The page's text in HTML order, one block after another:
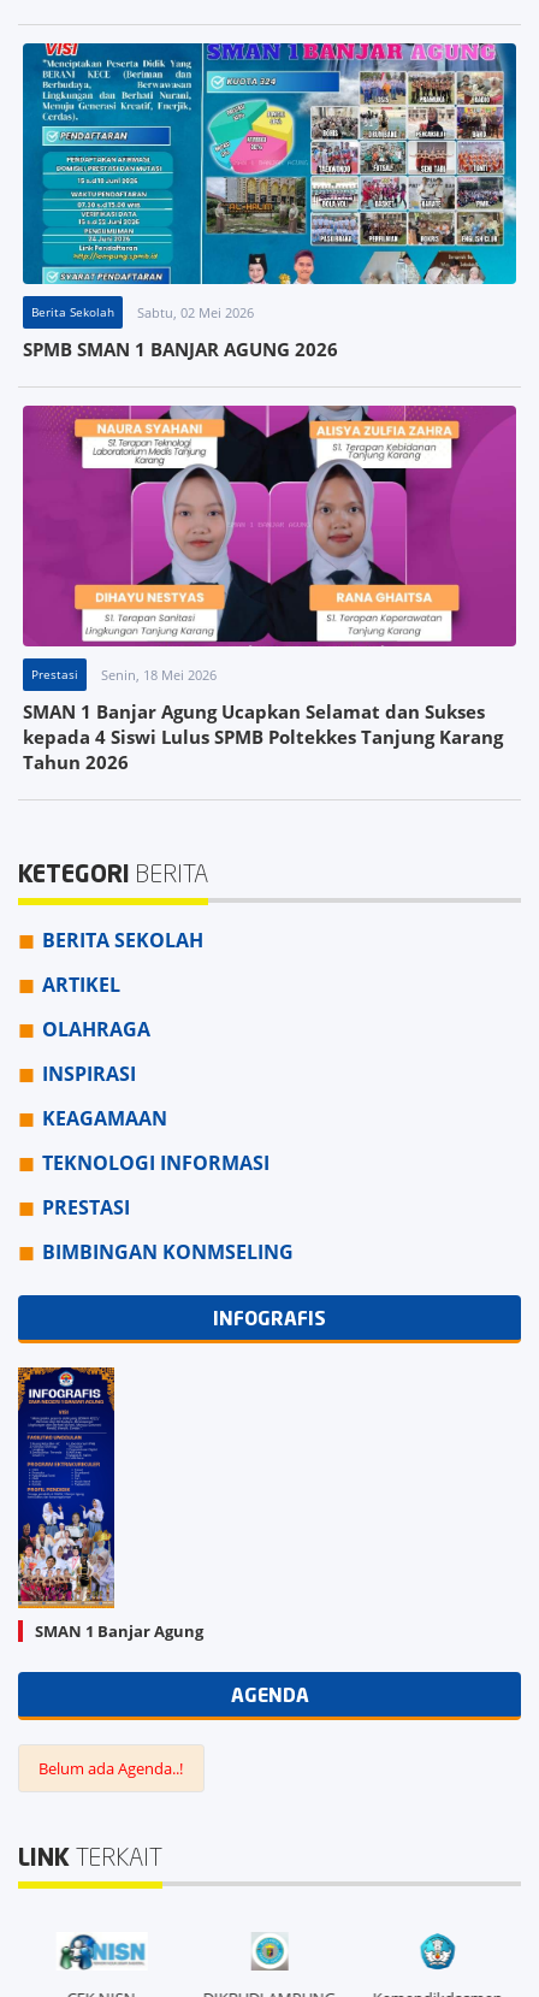
Berita Sekolah Sabtu, 02 Mei 2026
SPMB SMAN 1 BANJAR AGUNG 2026
Prestasi Senin, 18 Mei 2026
SMAN 1 Banjar Agung Ucapkan Selamat dan Sukses
kepada 4 Siswi Lulus SPMB Poltekkes Tanjung Karang
Tahun 2026
KETEGORI BERITA
BERITA SEKOLAH
ARTIKEL
OLAHRAGA
INSPIRASI
KEAGAMAAN
TEKNOLOGI INFORMASI
PRESTASI
BIMBINGAN KONMSELING
INFOGRAFIS
SMAN 1 Banjar Agung
AGENDA
Belum ada Agenda..!
LINK TERKAIT